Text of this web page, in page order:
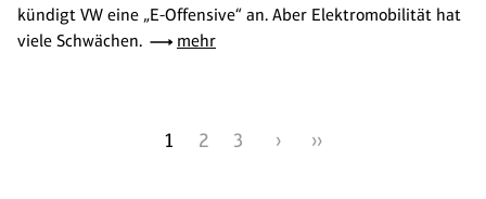
kündigt VW eine „E-Offensive“ an. Aber Elektromobilität hat
viele Schwächen.
mehr
1 2 3 › ››